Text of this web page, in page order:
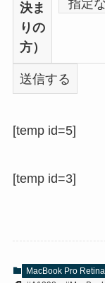
決ま
りの
方）
[temp id=5]
[temp id=3]
MacBook Pro Retina